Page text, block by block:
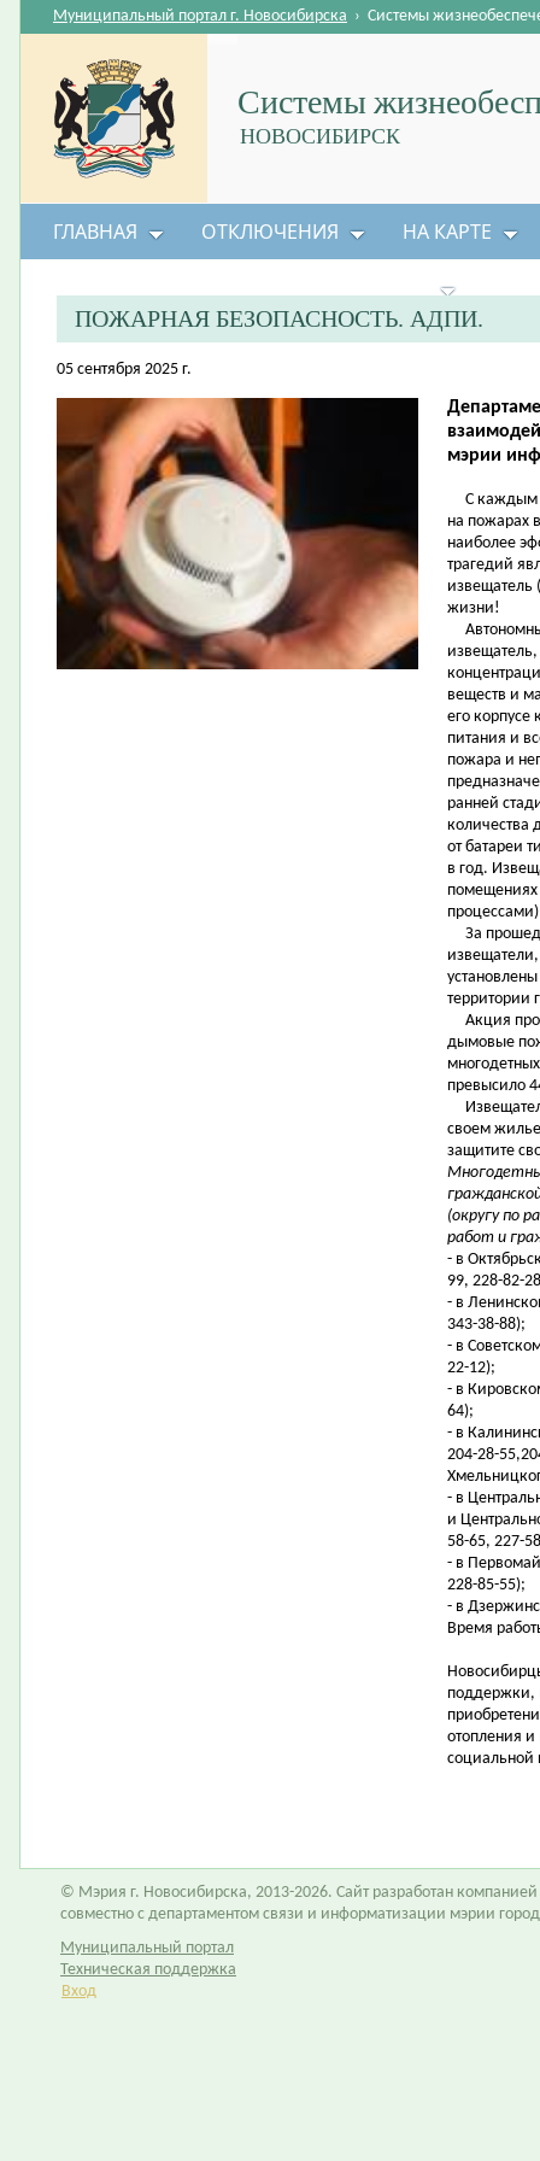
Системы
НОВОСИБИРСК
Муниципальный портал г. Новосибирска › Системы
ГЛАВНАЯ ОТКЛЮЧЕНИЯ НА КАРТЕ
ПОЖАРНАЯ БЕЗОПАСНОСТЬ. АДПИ.
05 сентября 2025 г.
мэрии
С каждым
на пожарах
наиболее
трагедий
извещатель
жизни!
веществ и
его корпусе
питания и
пожара и
ранней
количества
от батареи
в год.
За
территории
Акция
дымовые
превысило
своем
защитите
(округу по
работ и
- в
99, 228-82-
- в
343-38-88);
- в
22-12);
- в
64);
- в
204-28-
- в
и
58-65, 227-
- в
228-85-55);
- в
Время
поддержки,
отопления и
социальной
© Мэрия г. Новосибирска, 2013-2026. Сайт разработан компанией
совместно с департаментом связи и информатизации мэрии
Муниципальный портал
Техническая поддержка
Вход